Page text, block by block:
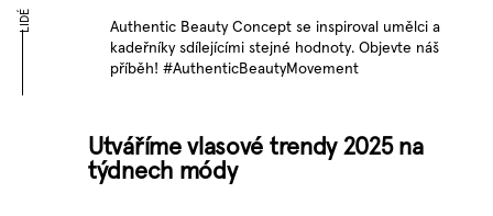
Authentic Beauty Concept se inspiroval umělci a
kadeřníky sdílejícími stejné hodnoty. Objevte náš
příběh! #AuthenticBeautyMovement
LIDÉ
Utváříme vlasové trendy 2025 na
týdnech módy